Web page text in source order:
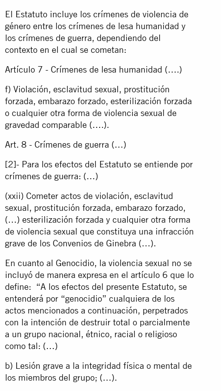
El Estatuto incluye los crímenes de violencia de
género entre los crímenes de lesa humanidad y
los crímenes de guerra, dependiendo del
contexto en el cual se cometan:
Artículo 7 - Crímenes de lesa humanidad (….)
f) Violación, esclavitud sexual, prostitución
forzada, embarazo forzado, esterilización forzada
o cualquier otra forma de violencia sexual de
gravedad comparable (….).
Art. 8 - Crímenes de guerra (…)
[2]- Para los efectos del Estatuto se entiende por
crímenes de guerra: (…)
(xxii) Cometer actos de violación, esclavitud
sexual, prostitución forzada, embarazo forzado,
(…) esterilización forzada y cualquier otra forma
de violencia sexual que constituya una infracción
grave de los Convenios de Ginebra (…).
En cuanto al Genocidio, la violencia sexual no se
incluyó de manera expresa en el artículo 6 que lo
define: “A los efectos del presente Estatuto, se
entenderá por “genocidio” cualquiera de los
actos mencionados a continuación, perpetrados
con la intención de destruir total o parcialmente
a un grupo nacional, étnico, racial o religioso
como tal: (…)
b) Lesión grave a la integridad física o mental de
los miembros del grupo; (…).